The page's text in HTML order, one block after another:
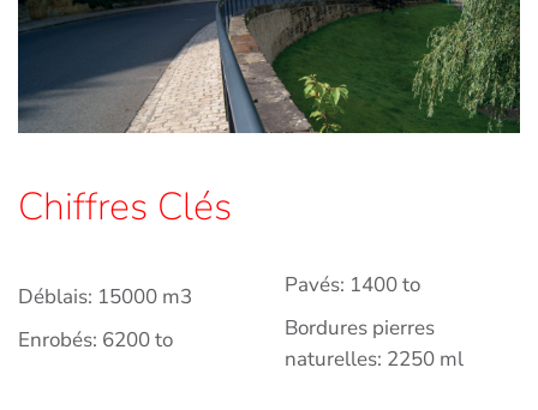
Chiffres Clés
Déblais: 15000 m3
Enrobés: 6200 to
Pavés: 1400 to
Bordures pierres
naturelles: 2250 ml